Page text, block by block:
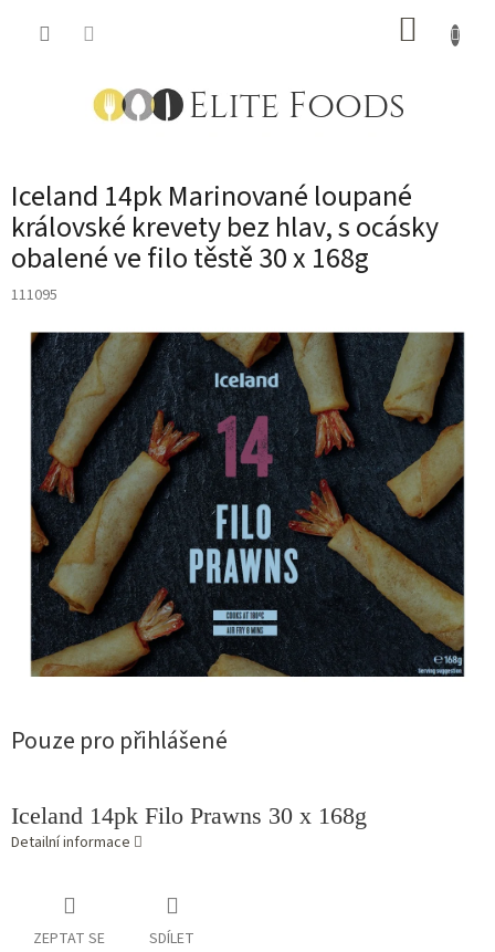
Iceland 14pk Marinované loupané
královské krevety bez hlav, s ocásky
obalené ve filo těstě 30 x 168g
111095
Pouze pro přihlášené
Iceland 14pk Filo Prawns 30 x 168g
Detailní informace
ZEPTAT SE SDÍLET